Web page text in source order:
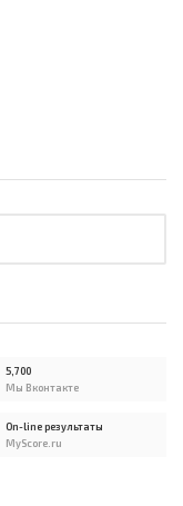
5,700
Мы Вконтакте
On-line результаты
MyScore.ru